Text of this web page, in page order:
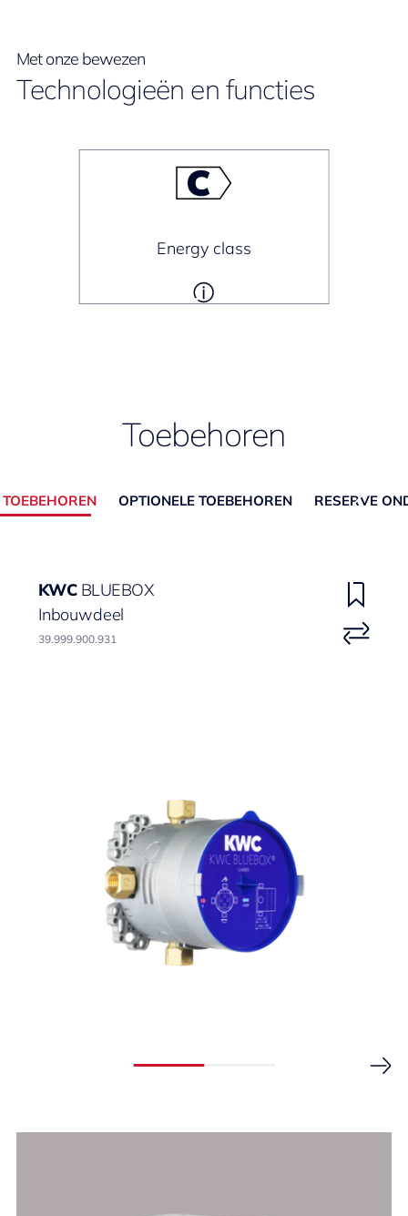
Met onze bewezen
Technologieën en functies
Energy class
Toebehoren
OPTIONELE TOEBEHOREN RESERVE
KWC BLUEBOX
Inbouwdeel
39.999.900.931